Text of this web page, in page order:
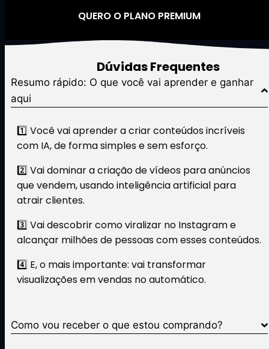
QUERO O PLANO PREMIUM
Dúvidas Frequentes
Resumo rápido: O que você vai aprender e ganhar
aqui
1️⃣ Você vai aprender a criar conteúdos incríveis
com IA, de forma simples e sem esforço.
2️⃣ Vai dominar a criação de vídeos para anúncios
que vendem, usando inteligência artificial para
atrair clientes.
3️⃣ Vai descobrir como viralizar no Instagram e
alcançar milhões de pessoas com esses conteúdos.
4️⃣ E, o mais importante: vai transformar
visualizações em vendas no automático.
Como vou receber o que estou comprando?